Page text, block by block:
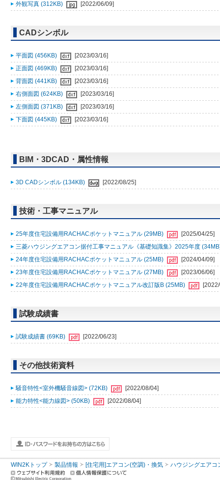
外観写真 (312KB) [2022/06/09]
CADシンボル
平面図 (456KB)
[2023/03/16]
正面図 (469KB)
[2023/03/16]
背面図 (441KB)
[2023/03/16]
右側面図 (624KB)
[2023/03/16]
左側面図 (371KB)
[2023/03/16]
下面図 (445KB)
[2023/03/16]
BIM・3DCAD・属性情報
3D CADシンボル (134KB) [2022/08/25]
技術・工事マニュアル
25年度住宅設備用RACHACポケットマニュアル (29MB)
[2025/04/25]
三菱ハウジングエアコン据付工事マニュアル《基礎知識集》2025年度
24年度住宅設備用RACHACポケットマニュアル (25MB)
[2024/04/09]
23年度住宅設備用RACHACポケットマニュアル (27MB)
[2023/06/06]
22年度住宅設備用RACHACポケットマニュアル改訂版B (25MB)
試験成績書
試験成績書 (69KB) [2022/06/23]
その他技術資料
騒音特性<室外機騒音線図> (72KB)
[2022/08/04]
能力特性<能力線図> (50KB)
[2022/08/04]
WIN2Kトップ 製品情報 [住宅用]エアコン(空調)・換気 ハウジングエアコ